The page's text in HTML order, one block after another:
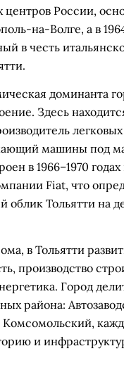
России,
на-Волге, а в
в честь
доминанта
Здесь
машины под
в 1966–1970
Fiat, что
облик Тольятти на
в Тольятти
производство
Город
района:
и